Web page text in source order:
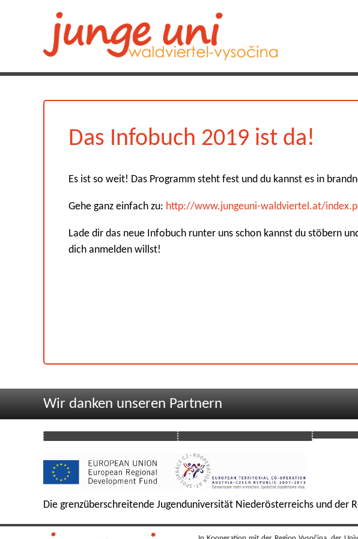
Das Infobuch 2019 ist da!
Es ist so weit! Das Programm steht fest und du kannst es in
Gehe ganz einfach zu: http://www.jungeuni-waldviertel.at/
Lade dir das neue Infobuch runter uns schon kannst du stöbern
dich anmelden willst!
Wir danken unseren Partnern
Die grenzüberschreitende Jugenduniversität Niederösterreichs und der